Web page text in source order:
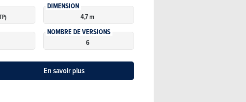
DIMENSION
4,7 m
NOMBRE DE VERSIONS
6
En savoir plus